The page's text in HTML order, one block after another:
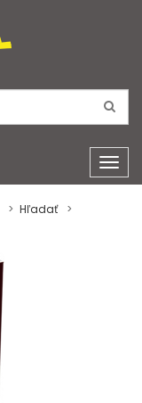
Hľadať